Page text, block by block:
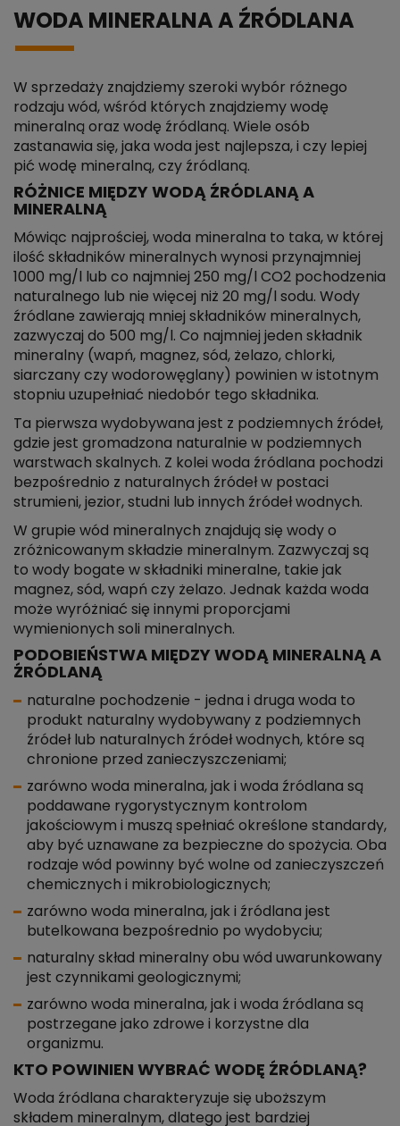
WODA MINERALNA A ŹRÓDLANA
W sprzedaży znajdziemy szeroki wybór różnego
rodzaju wód, wśród których znajdziemy wodę
mineralną oraz wodę źródlaną. Wiele osób
zastanawia się, jaka woda jest najlepsza, i czy lepiej
pić wodę mineralną, czy źródlaną.
RÓŻNICE MIĘDZY WODĄ ŹRÓDLANĄ A
MINERALNĄ
Mówiąc najprościej, woda mineralna to taka, w której
ilość składników mineralnych wynosi przynajmniej
1000 mg/l lub co najmniej 250 mg/l CO2 pochodzenia
naturalnego lub nie więcej niż 20 mg/l sodu. Wody
źródlane zawierają mniej składników mineralnych,
zazwyczaj do 500 mg/l. Co najmniej jeden składnik
mineralny (wapń, magnez, sód, żelazo, chlorki,
siarczany czy wodorowęglany) powinien w istotnym
stopniu uzupełniać niedobór tego składnika.
Ta pierwsza wydobywana jest z podziemnych źródeł,
gdzie jest gromadzona naturalnie w podziemnych
warstwach skalnych. Z kolei woda źródlana pochodzi
bezpośrednio z naturalnych źródeł w postaci
strumieni, jezior, studni lub innych źródeł wodnych.
W grupie wód mineralnych znajdują się wody o
zróżnicowanym składzie mineralnym. Zazwyczaj są
to wody bogate w składniki mineralne, takie jak
magnez, sód, wapń czy żelazo. Jednak każda woda
może wyróżniać się innymi proporcjami
wymienionych soli mineralnych.
PODOBIEŃSTWA MIĘDZY WODĄ MINERALNĄ A
ŹRÓDLANĄ
naturalne pochodzenie - jedna i druga woda to
produkt naturalny wydobywany z podziemnych
źródeł lub naturalnych źródeł wodnych, które są
chronione przed zanieczyszczeniami;
zarówno woda mineralna, jak i woda źródlana są
poddawane rygorystycznym kontrolom
jakościowym i muszą spełniać określone standardy,
aby być uznawane za bezpieczne do spożycia. Oba
rodzaje wód powinny być wolne od zanieczyszczeń
chemicznych i mikrobiologicznych;
zarówno woda mineralna, jak i źródlana jest
butelkowana bezpośrednio po wydobyciu;
naturalny skład mineralny obu wód uwarunkowany
jest czynnikami geologicznymi;
zarówno woda mineralna, jak i woda źródlana są
postrzegane jako zdrowe i korzystne dla
organizmu.
KTO POWINIEN WYBRAĆ WODĘ ŹRÓDLANĄ?
Woda źródlana charakteryzuje się uboższym
składem mineralnym, dlatego jest bardziej